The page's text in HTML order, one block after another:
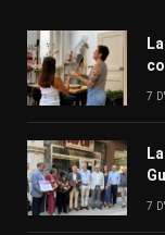
7
7